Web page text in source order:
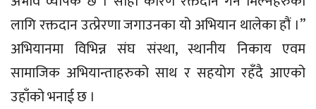
लागि रक्तदान उत्प्रेरणा जगाउनका यो अभियान थालेका हौं ।”
अभियानमा विभिन्न संघ संस्था, स्थानीय निकाय एवम
सामाजिक अभियान्ताहरुको साथ र सहयोग रहँदै आएको
उहाँको भनाई छ ।